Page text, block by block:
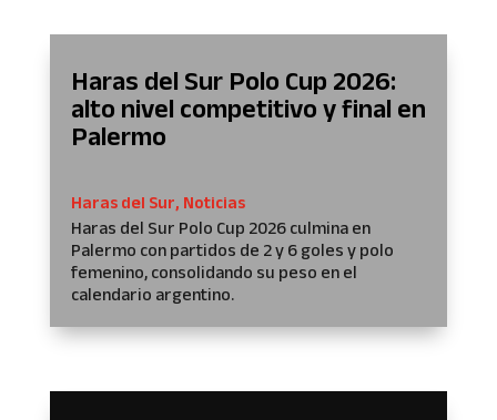
Haras del Sur Polo Cup 2026:
alto nivel competitivo y final en
Palermo
Haras del Sur, Noticias
Haras del Sur Polo Cup 2026 culmina en
Palermo con partidos de 2 y 6 goles y polo
femenino, consolidando su peso en el
calendario argentino.